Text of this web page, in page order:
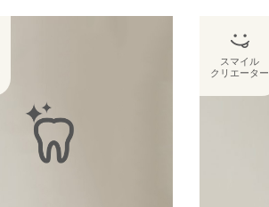
スマイル
クリエーター